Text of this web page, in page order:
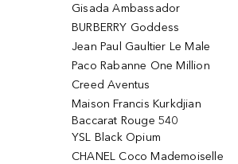
Gisada Ambassador
BURBERRY Goddess
Jean Paul Gaultier Le Male
Paco Rabanne One Million
Creed Aventus
Maison Francis Kurkdjian
Baccarat Rouge 540
YSL Black Opium
CHANEL Coco Mademoiselle